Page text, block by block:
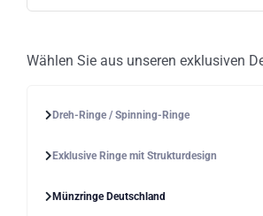
gewählt
Wählen Sie aus unseren exklusiven
Dreh-Ringe / Spinning-Ringe
Exklusive Ringe mit Strukturdesign
Münzringe Deutschland